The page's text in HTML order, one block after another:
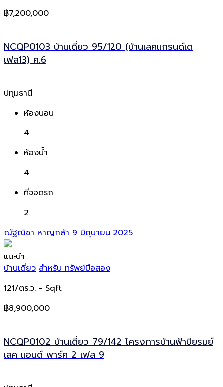
฿7,200,000
NCQP0103 บ้านเดี่ยว 95/120 (บ้านเลคแกรนด์เด
เฟส13) ค.6
ปทุมธานี
ห้องนอน
4
ห้องน้ำ
4
ที่จอดรถ
2
ณัฐณิชา หาญกล้า 9 มิถุนายน 2025
แนะนำ
บ้านเดี่ยว สำหรับ ทรัพย์มือสอง
121/ตร.ว. - Sqft
฿8,900,000
NCQP0102 บ้านเดี่ยว 79/142 โครงการบ้านฟ้าปิยรมย์
เลค แอนด์ พาร์ค 2 เฟส 9